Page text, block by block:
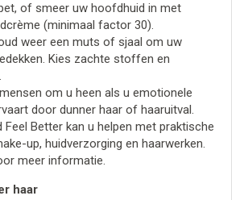
of smeer uw hoofdhuid in met
(minimaal factor 30).
weer een muts of sjaal om uw
Kies zachte stoffen en
om u heen als u emotionele
door dunner haar of haaruitval.
Feel Better kan u helpen met praktische
up, huidverzorging en haarwerken.
meer informatie.
haar